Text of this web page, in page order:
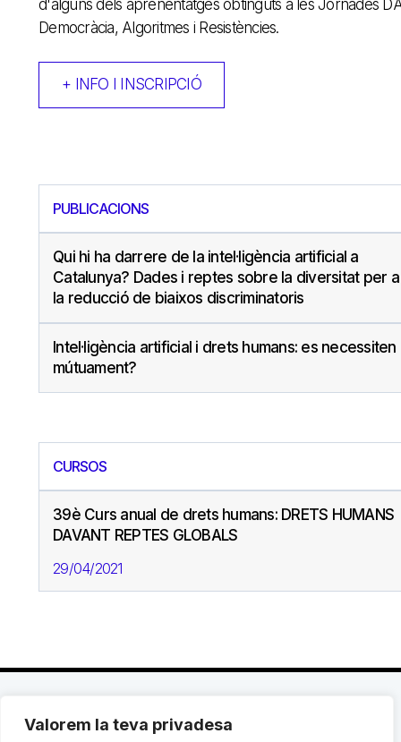
Valorem la teva privadesa
d'alguns dels aprenentatges obtinguts a les Jornades
Democràcia, Algoritmes i Resistències.
+ INFO I INSCRIPCIÓ
PUBLICACIONS
Qui hi ha darrere de la intel·ligència artificial a
Catalunya? Dades i reptes sobre la diversitat per a
la reducció de biaixos discriminatoris
Intel·ligència artificial i drets humans: es necessiten
mútuament?
CURSOS
39è Curs anual de drets humans: DRETS HUMANS
DAVANT REPTES GLOBALS
29/04/2021
C. Avinyó 44, 2n | 08002 Barcelona |